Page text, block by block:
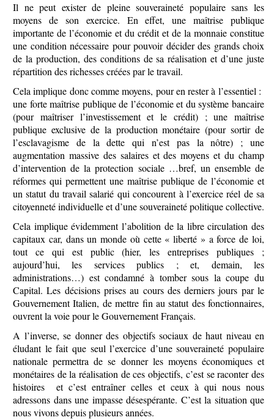
Il ne peut exister de pleine souveraineté populaire sans les
moyens de son exercice. En effet, une maîtrise publique
importante de l’économie et du crédit et de la monnaie constitue
une condition nécessaire pour pouvoir décider des grands choix
de la production, des conditions de sa réalisation et d’une juste
répartition des richesses créées par le travail.
Cela implique donc comme moyens, pour en rester à l’essentiel :
une forte maîtrise publique de l’économie et du système bancaire
(pour maîtriser l’investissement et le crédit) ; une maîtrise
publique exclusive de la production monétaire (pour sortir de
l’esclavagisme de la dette qui n’est pas la nôtre) ; une
augmentation massive des salaires et des moyens et du champ
d’intervention de la protection sociale …bref, un ensemble de
réformes qui permettent une maîtrise publique de l’économie et
un statut du travail salarié qui concourent à l’exercice réel de sa
citoyenneté individuelle et d’une souveraineté politique collective.
Cela implique évidemment l’abolition de la libre circulation des
capitaux car, dans un monde où cette « liberté » a force de loi,
tout ce qui est public (hier, les entreprises publiques ;
aujourd’hui, les services publics ; et, demain, les
administrations…) est condamné à tomber sous la coupe du
Capital. Les décisions prises au cours des derniers jours par le
Gouvernement Italien, de mettre fin au statut des fonctionnaires,
ouvrent la voie pour le Gouvernement Français.
A l’inverse, se donner des objectifs sociaux de haut niveau en
éludant le fait que seul l’exercice d’une souveraineté populaire
nationale permettra de se donner les moyens économiques et
monétaires de la réalisation de ces objectifs, c’est se raconter des
histoires et c’est entraîner celles et ceux à qui nous nous
adressons dans une impasse désespérante. C’est la situation que
nous vivons depuis plusieurs années.